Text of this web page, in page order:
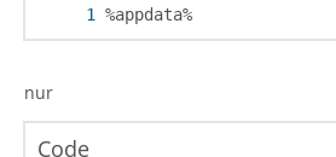
%appdata%
nur
Code